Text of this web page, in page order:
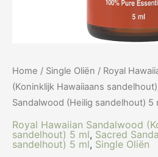
Home / Single Oliën / Royal
(Koninklijk Hawaiiaans
Sandalwood (Heilig sandelhout) 5
Royal Hawaiian Sandalwood
sandelhout) 5 ml, Sacred
sandelhout) 5 ml, Single Oliën